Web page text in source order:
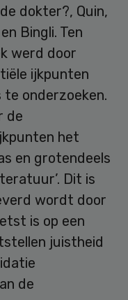
dokter?, Quin,
Bingli. Ten
werd door
ijkpunten
onderzoeken.
de
het
en grotendeels
Dit is
wordt door
is op een
juistheid
de